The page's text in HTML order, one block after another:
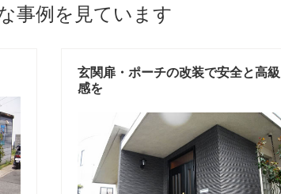
事例を見ています
玄関扉・ポーチの改装で安全と高級
感を